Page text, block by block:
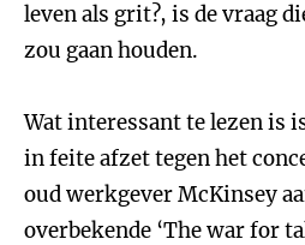
leven als grit?, is de vraag
zou gaan houden.
Wat interessant te lezen is
in feite afzet tegen het
oud werkgever McKinsey
overbekende ‘The war for